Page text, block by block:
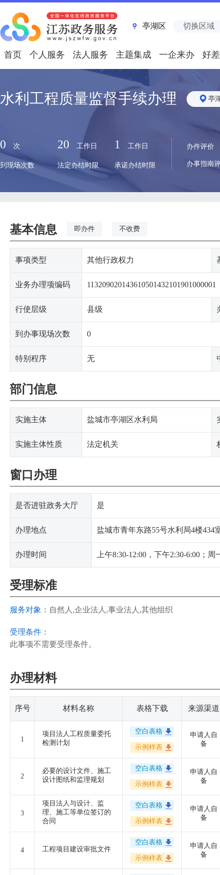
亭湖区 切换区域
首页 个人服务 法人服务 主题集成 一企来办 好
水利工程质量监督手续办理 亭
0 次
到现场次数
20 工作日
法定办结时限
1 工作日
承诺办结时限
办件评价
办事指南
基本信息 即办件 不收费
事项类型 其他行政权力
业务办理项编码 113209020143610501432101901000001
行使层级 县级
到办事现场次数 0
特别程序 无
部门信息
实施主体 盐城市亭湖区水利局
实施主体性质 法定机关
窗口办理
是否进驻政务大厅 是
办理地点 盐城市青年东路55号水利局4楼434
办理时间 上午8:30-12:00，下午2:30-6:00；
受理标准
服务对象： 自然人,企业法人,事业法人,其他组织
受理条件：
此事项不需要受理条件。
办理材料
序号 材料名称 表格下载 来源渠道
1
项目法人工程质量委托
检测计划
空白表格
示例样表
申请人自
备
2
必要的设计文件、施工
设计图纸和监理规划
空白表格
示例样表
申请人自
备
3
项目法人与设计、监
理、施工等单位签订的
合同
空白表格
示例样表
申请人自
备
4 工程项目建设审批文件
空白表格
示例样表
申请人自
备